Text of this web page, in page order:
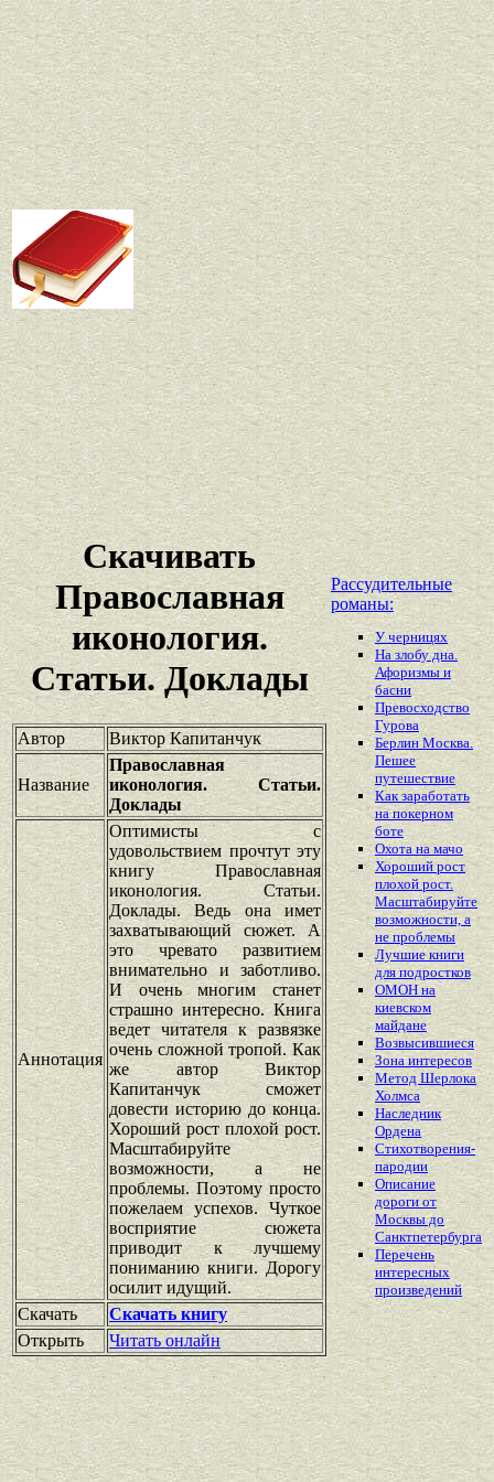
Скачивать
Православная
иконология.
Статьи. Доклады
Автор Виктор Капитанчук
Название
Православная
иконология. Статьи.
Доклады
Аннотация
Оптимисты с
удовольствием прочтут эту
книгу Православная
иконология. Статьи.
Доклады. Ведь она имет
захватывающий сюжет. А
это чревато развитием
внимательно и заботливо.
И очень многим станет
страшно интересно. Книга
ведет читателя к развязке
очень сложной тропой. Как
же автор Виктор
Капитанчук сможет
довести историю до конца.
Хороший рост плохой рост.
Масштабируйте
возможности, а не
проблемы. Поэтому просто
пожелаем успехов. Чуткое
восприятие сюжета
приводит к лучшему
пониманию книги. Дорогу
осилит идущий.
Скачать
Скачать книгу
Открыть
Читать онлайн
Рассудительные
романы:
У черницях
На злобу дна.
Афоризмы и
басни
Превосходство
Гурова
Берлин Москва.
Пешее
путешествие
Как заработать
на покерном
боте
Охота на мачо
Хороший рост
плохой рост.
Масштабируйте
возможности, а
не проблемы
Лучшие книги
для подростков
ОМОН на
киевском
майдане
Возвысившиеся
Зона интересов
Метод Шерлока
Холмса
Наследник
Ордена
Стихотворения-
пародии
Описание
дороги от
Москвы до
Санктпетербурга
Перечень
интересных
произведений